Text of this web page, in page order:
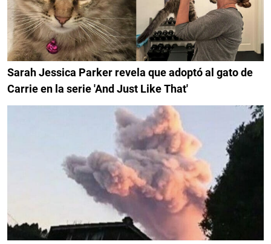
Sarah Jessica Parker revela que adoptó al gato de
Carrie en la serie 'And Just Like That'